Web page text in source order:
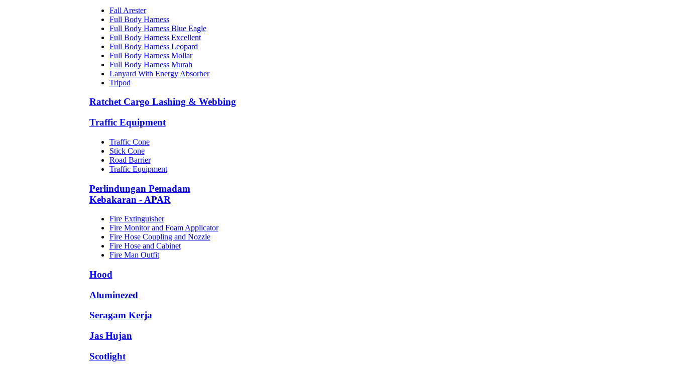
Fall Arester
Full Body Harness
Full Body Harness Blue Eagle
Full Body Harness Excellent
Full Body Harness Leopard
Full Body Harness Mollar
Full Body Harness Murah
Lanyard With Energy Absorber
Tripod
Ratchet Cargo Lashing & Webbing
Traffic Equipment
Traffic Cone
Stick Cone
Road Barrier
Traffic Equipment
Perlindungan Pemadam
Kebakaran - APAR
Fire Extinguisher
Fire Monitor and Foam Applicator
Fire Hose Coupling and Nozzle
Fire Hose and Cabinet
Fire Man Outfit
Hood
Aluminezed
Seragam Kerja
Jas Hujan
Scotlight